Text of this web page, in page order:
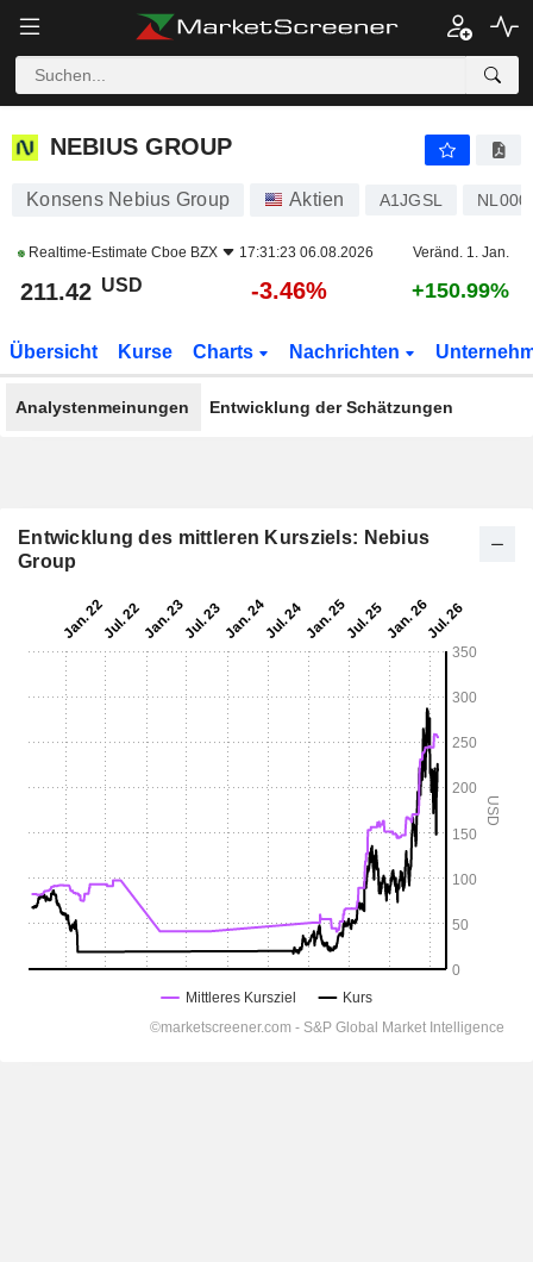
NEBIUS GROUP
NEBIUS GROUP
Konsens Nebius Group Aktien A1JGSL
Realtime-Estimate Cboe BZX 17:31:23 06.08.2026 Veränd. 1. Jan.
211.42 USD -3.46% +150.99%
Übersicht Kurse Charts Nachrichten
Analystenmeinungen Entwicklung der Schätzungen
Entwicklung des mittleren Kursziels: Nebius
Group